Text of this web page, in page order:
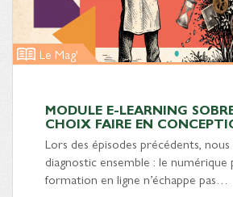
Le Mag'
MODULE E-LEARNING
CHOIX FAIRE EN
Lors des épisodes précédents,
diagnostic ensemble : le numérique
formation en ligne n’échappe pas…